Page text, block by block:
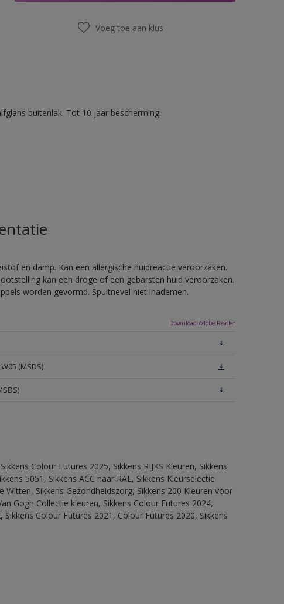
Voeg toe aan klus
buitenlak. Tot 10 jaar bescherming.
en damp. Kan een allergische huidreactie veroorzaken.
kan een droge of een gebarsten huid veroorzaken.
worden gevormd. Spuitnevel niet inademen.
Download Adobe Reader
(MSDS)
Colour Futures 2025, Sikkens RIJKS Kleuren, Sikkens
5051, Sikkens ACC naar RAL, Sikkens Kleurselectie
Witten, Sikkens Gezondheidszorg, Sikkens 200 Kleuren voor
Gogh Collectie kleuren, Sikkens Colour Futures 2024,
Colour Futures 2021, Colour Futures 2020, Sikkens